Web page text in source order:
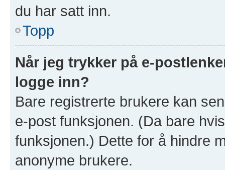
du har satt inn.
Topp
Når jeg trykker på e-
logge inn?
Bare registrerte brukere kan
e-post funksjonen. (Da bare
funksjonen.) Dette for å hindre
anonyme brukere.